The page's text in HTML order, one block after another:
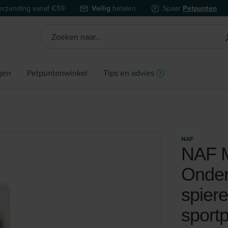
vanaf €59 Veilig betalen Spaar Petpunten
Petpuntenwinkel Tips en advies
NAF
NAF